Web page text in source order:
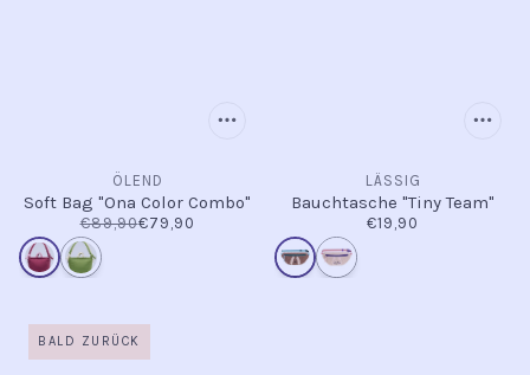
ÖLEND
Soft Bag "Ona Color Combo"
€89,90€79,90
LÄSSIG
Bauchtasche "Tiny Team"
€19,90
BALD ZURÜCK